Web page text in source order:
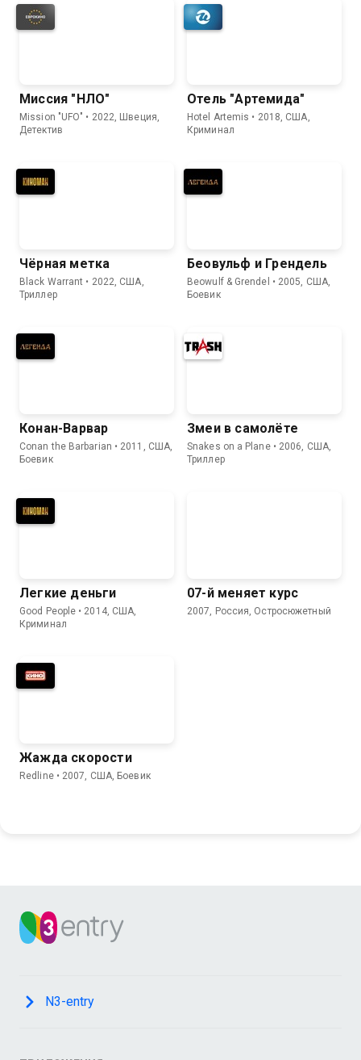
Миссия "НЛО"
Mission "UFO" • 2022, Швеция,
Детектив
Отель "Артемида"
Hotel Artemis • 2018, США,
Криминал
Чёрная метка
Black Warrant • 2022, США,
Триллер
Беовульф и Грендель
Beowulf & Grendel • 2005, США,
Боевик
Конан-Варвар
Conan the Barbarian • 2011, США,
Боевик
Змеи в самолёте
Snakes on a Plane • 2006, США,
Триллер
Легкие деньги
Good People • 2014, США,
Криминал
07-й меняет курс
2007, Россия, Остросюжетный
Жажда скорости
Redline • 2007, США, Боевик
N3-entry